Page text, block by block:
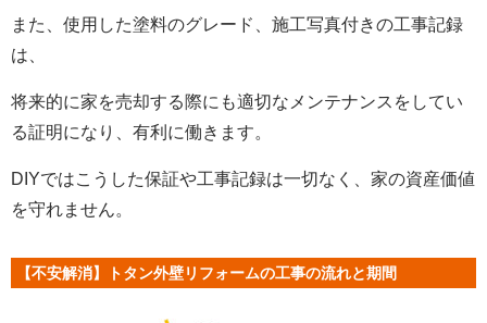
また、使用した塗料のグレード、施工写真付きの工事記録
は、
将来的に家を売却する際にも適切なメンテナンスをしてい
る証明になり、有利に働きます。
DIYではこうした保証や工事記録は一切なく、家の資産価値
を守れません。
【不安解消】トタン外壁リフォームの工事の流れと期間